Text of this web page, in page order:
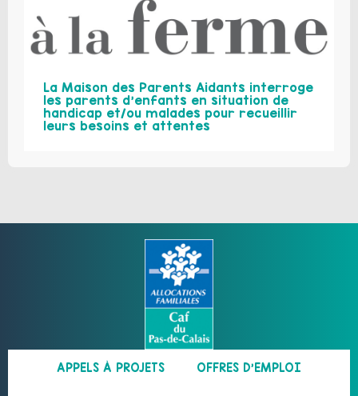
La Maison des Parents Aidants interroge
les parents d’enfants en situation de
handicap et/ou malades pour recueillir
leurs besoins et attentes
APPELS À PROJETS OFFRES D’EMPLOI